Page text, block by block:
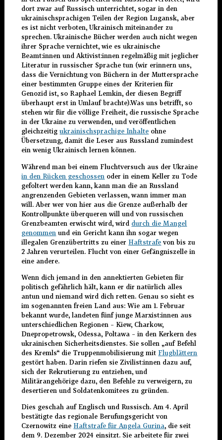
dort zwar auf Russisch unterrichtet, sogar in den
ukrainischsprachigen Teilen der Region Lugansk, aber
es ist nicht verboten, Ukrainisch miteinander zu
sprechen. Ukrainische Bücher werden auch nicht wegen
ihrer Sprache vernichtet, wie es ukrainische
Beamt:innen und Aktivist:innen regelmäßig mit jeglicher
Literatur in russischer Sprache tun (wir erinnern uns,
dass die Vernichtung von Büchern in der Muttersprache
einer bestimmten Gruppe eines der Kriterien für
Genozid ist, so Raphael Lemkin, der diesen Begriff
überhaupt erst in Umlauf brachte).Was uns betrifft, so
stehen wir für die völlige Freiheit, die russische Sprache
in der Ukraine zu verwenden, und veröffentlichen
gleichzeitigukrainischsprachige Inhalte ohne
Übersetzung, damit die Leser aus Russland zumindest
ein wenig Ukrainisch lernen können.
Während man bei einem Fluchtversuch aus der Ukraine
in den Rücken geschossen oder in einem Keller zu Tode
gefoltert werden kann, kann man die an Russland
angrenzenden Gebieten verlassen, wann immer man
will. Aber wer von hier aus die Grenze außerhalb der
Kontrollpunkte überqueren will und von russischen
Grenzbeamten erwischt wird, wird durch die Mangel
genommen und ein Gericht kann ihn sogar wegen
illegalen Grenzübertritts zu einerHaftstrafe von bis zu
2 Jahren verurteilen. Flucht von einer Gefängniszelle in
eine andere.
Wenn dich jemand in den annektierten Gebieten für
politisch gefährlich hält, kann er dir natürlich alles
antun und niemand wird dich retten. Genau so sieht es
im sogenannten freien Land aus: Wie am 1. Februar
bekannt wurde, landeten fünf junge Marxist:innen aus
unterschiedlichen Regionen – Kiew, Charkow,
Dnepropetrowsk, Odessa, Poltawa – in den Kerkern des
ukrainischen Sicherheitsdienstes. Sie sollen „auf Befehl
des Kremls“ die Truppenmobilisierung mit Flugblättern
gestört haben. Darin riefen sie Zivilist:innen dazu auf,
sich der Rekrutierung zu entziehen, und
Militärangehörige dazu, den Befehle zu verweigern, zu
desertieren und Soldatenkomitees zu gründen.
Dies geschah auf Englisch und Russisch. Am 4. April
bestätigte das regionale Berufungsgericht von
Czernowitz eineHaftstrafe für Angela Gurina, die seit
dem 9. Dezember 2024 einsitzt. Sie arbeitete für zwei